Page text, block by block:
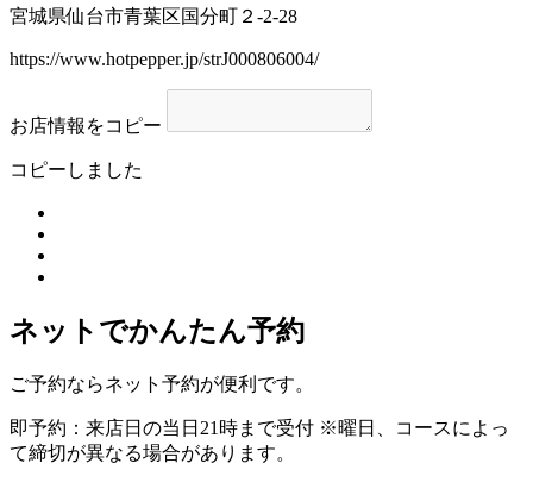
宮城県仙台市青葉区国分町２-2-28
https://www.hotpepper.jp/strJ000806004/
お店情報をコピー
コピーしました
ネットでかんたん予約
ご予約ならネット予約が便利です。
即予約 ：来店日の当日21時まで受付 ※曜日、コースによっ
て締切が異なる場合があります。